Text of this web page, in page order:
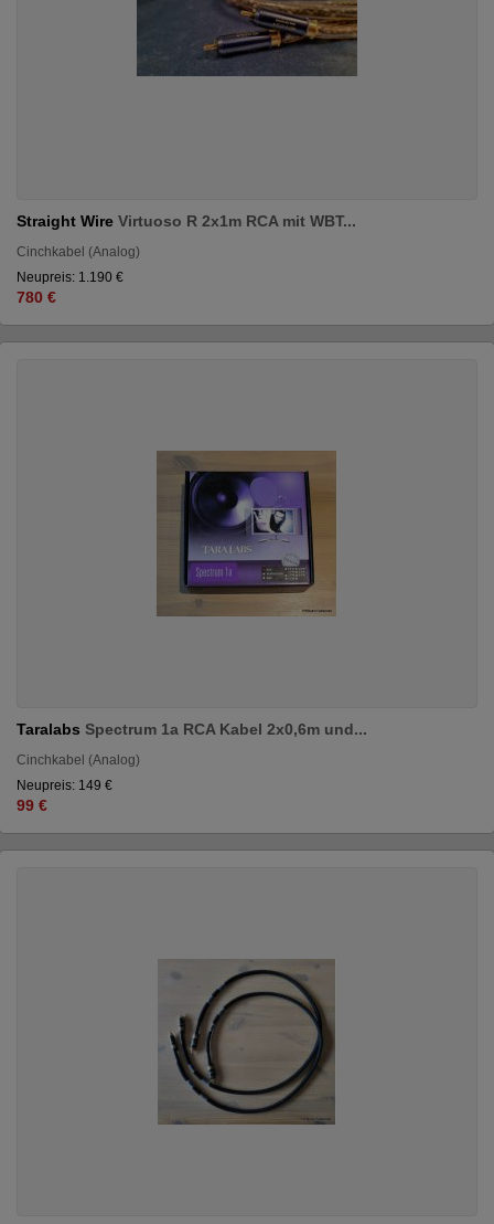
Straight Wire Virtuoso R 2x1m RCA mit WBT...
Cinchkabel (Analog)
Neupreis: 1.190 €
780 €
Taralabs Spectrum 1a RCA Kabel 2x0,6m und...
Cinchkabel (Analog)
Neupreis: 149 €
99 €